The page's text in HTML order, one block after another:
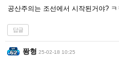
공산주의는 조선에서 시작된거야? ㅋ
답글
퐝형 25-02-18 10:25